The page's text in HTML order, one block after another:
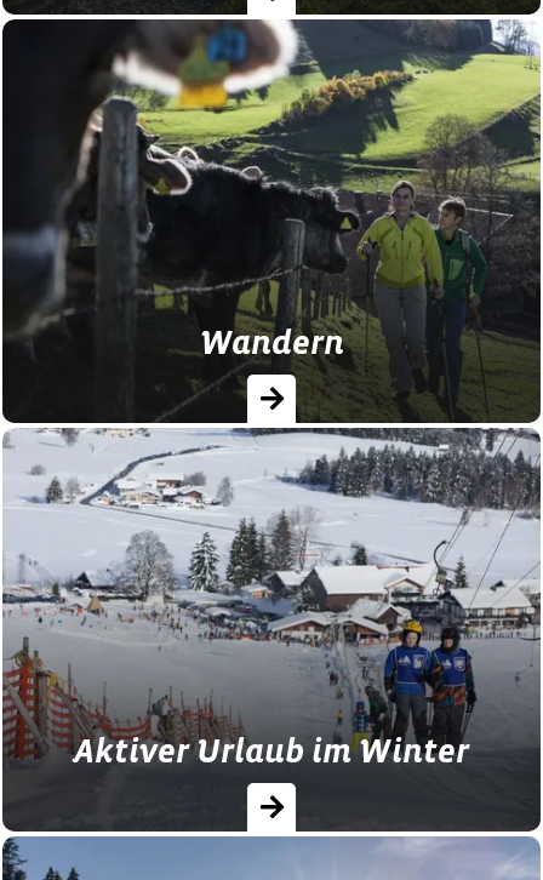
Direkt vom Hof übers Land radeln, die
Landschaft genießen oder eine
Mountainbike Tour in die Berge
unternehmen.
Wandern
Erwandern Sie die wunderschöne
bayerische Landschaft. Hier können Sie
Bauernhof- und Wanderurlaub optimal
verbinden.
Aktiver Urlaub im Winter